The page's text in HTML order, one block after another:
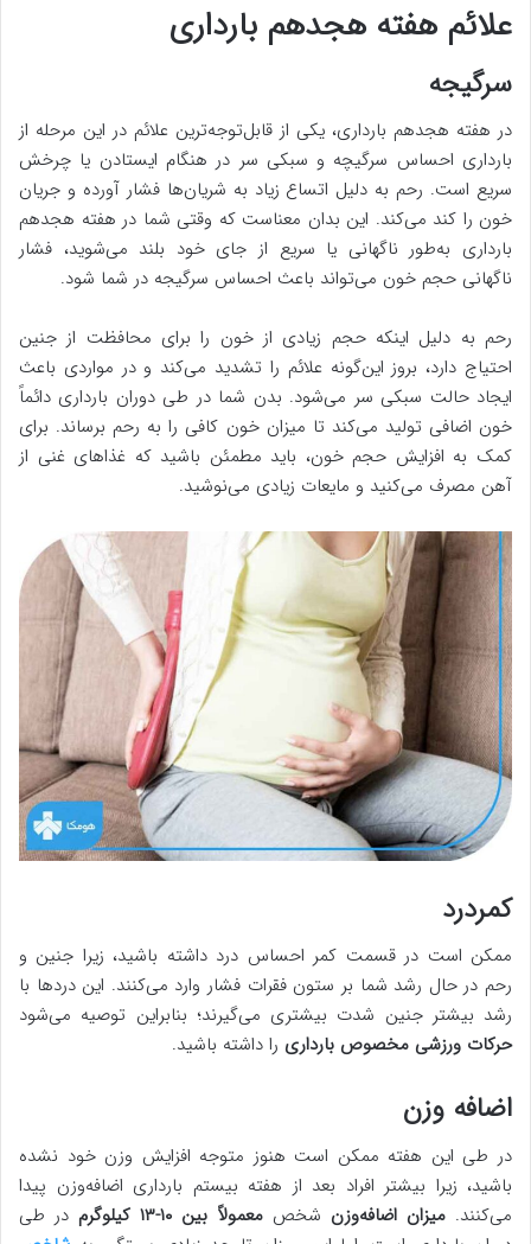
علائم هفته هجدهم بارداری
سرگیجه
در هفته هجدهم بارداری، یکی از قابل‌توجه‌ترین علائم در این مرحله از
بارداری احساس سرگیچه و سبکی سر در هنگام ایستادن یا چرخش
سریع است. رحم به دلیل اتساع زیاد به شریان‌ها فشار آورده و جریان
خون را کند می‌کند. این بدان معناست که وقتی شما در هفته هجدهم
بارداری به‌طور ناگهانی یا سریع از جای خود بلند می‌شوید، فشار
ناگهانی حجم خون می‌تواند باعث احساس سرگیجه در شما شود.
رحم به دلیل اینکه حجم زیادی از خون را برای محافظت از جنین
احتیاج دارد، بروز این‌گونه علائم را تشدید می‌کند و در مواردی باعث
ایجاد حالت سبکی سر می‌شود. بدن شما در طی دوران بارداری دائماً
خون اضافی تولید می‌کند تا میزان خون کافی را به رحم برساند. برای
کمک به افزایش حجم خون، باید مطمئن باشید که غذاهای غنی از
آهن مصرف می‌کنید و مایعات زیادی می‌نوشید.
کمردرد
ممکن است در قسمت کمر احساس درد داشته باشید، زیرا جنین و
رحم در حال رشد شما بر ستون فقرات فشار وارد می‌کنند. این دردها با
رشد بیشتر جنین شدت بیشتری می‌گیرند؛ بنابراین توصیه می‌شود
حرکات ورزشی مخصوص بارداری را داشته باشید.
اضافه وزن
در طی این هفته ممکن است هنوز متوجه افزایش وزن خود نشده
باشید، زیرا بیشتر افراد بعد از هفته بیستم بارداری اضافه‌وزن پیدا
می‌کنند.میزان اضافه‌وزن شخصمعمولاً بین ۱۰-۱۳ کیلوگرم
در طی